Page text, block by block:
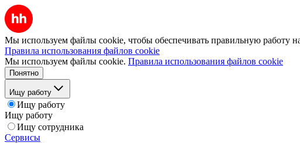
Мы используем файлы cookie, чтобы обеспечивать правильную работу
Правила использования файлов cookie
Мы используем файлы cookie. Правила использования файлов cookie
Понятно
Ищу работу
Ищу работу
Ищу работу
Ищу сотрудника
Сервисы